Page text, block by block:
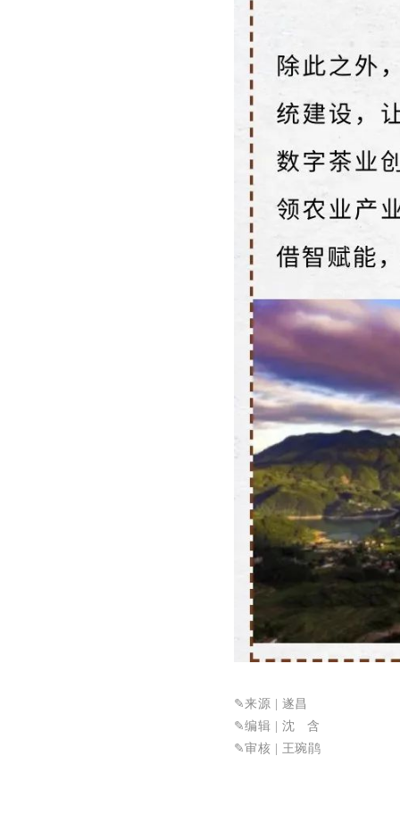
✎来源 | 遂昌
✎编辑 | 沈 含
✎审核 | 王琬鹃